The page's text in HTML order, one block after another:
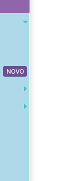
NOVO